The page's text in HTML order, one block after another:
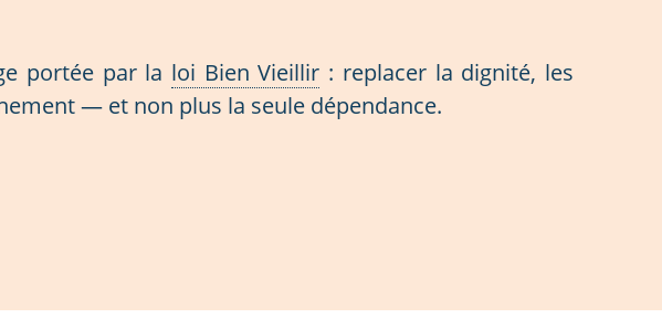
portée par la loi Bien Vieillir : replacer la dignité, les
— et non plus la seule dépendance.